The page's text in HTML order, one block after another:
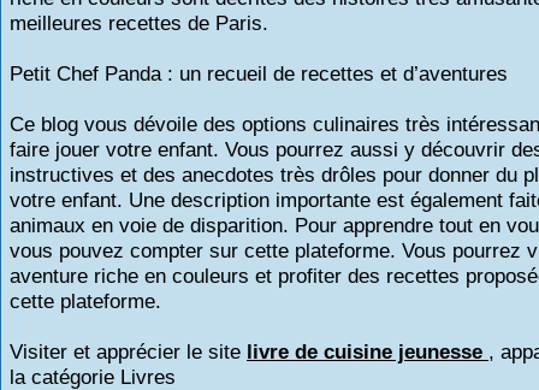
meilleures recettes de Paris.
Petit Chef Panda : un recueil de recettes et d’aventures
Ce blog vous dévoile des options culinaires très
faire jouer votre enfant. Vous pourrez aussi y découvrir
instructives et des anecdotes très drôles pour donner du
votre enfant. Une description importante est également
animaux en voie de disparition. Pour apprendre tout en
vous pouvez compter sur cette plateforme. Vous pourrez
aventure riche en couleurs et profiter des recettes
cette plateforme.
Visiter et apprécier le site livre de cuisine jeunesse ,
la catégorie Livres